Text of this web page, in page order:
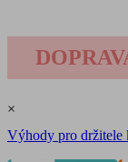
×
Výhody pro držitele